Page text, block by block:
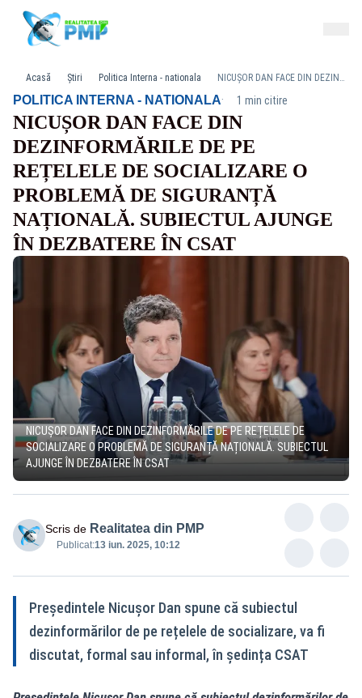
Acasă Știri Politica Interna - nationala NICUȘOR DAN FACE DIN DEZINFORMĂRILE DE PE REȚELELE DE SOCIALIZARE O PROBLEMĂ DE SIGURANȚĂ NAȚIONALĂ. SUBIECTUL AJUNGE ÎN DEZBATERE ÎN CSAT
POLITICA INTERNA - NATIONALA· 1 min citire
NICUȘOR DAN FACE DIN
DEZINFORMĂRILE DE PE
REȚELELE DE SOCIALIZARE O
PROBLEMĂ DE SIGURANȚĂ
NAȚIONALĂ. SUBIECTUL AJUNGE
ÎN DEZBATERE ÎN CSAT
NICUȘOR DAN FACE DIN DEZINFORMĂRILE DE PE REȚELELE DE
SOCIALIZARE O PROBLEMĂ DE SIGURANȚĂ NAȚIONALĂ. SUBIECTUL
AJUNGE ÎN DEZBATERE ÎN CSAT
Scris de Realitatea din PMP
Publicat:13 iun. 2025, 10:12
Președintele Nicușor Dan spune că subiectul
dezinformărilor de pe rețelele de socializare, va fi
discutat, formal sau informal, în ședința CSAT